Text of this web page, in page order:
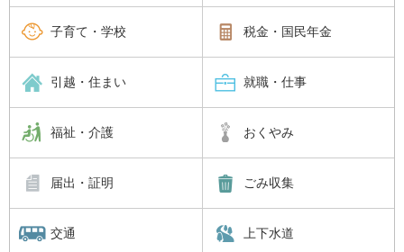
子育て・学校 税金・国民年金
引越・住まい 就職・仕事
福祉・介護 おくやみ
届出・証明 ごみ収集
交通 上下水道